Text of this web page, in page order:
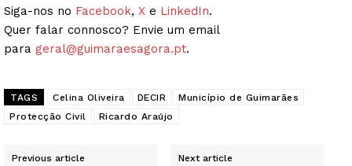
Artigos
Edição Digital
Siga-nos no Facebook, X e LinkedIn.
Quer falar connosco? Envie um email
para geral@guimaraesagora.pt.
TAGS Celina Oliveira DECIR
Município de Guimarães
Protecção Civil
Ricardo Araújo
Previous article Next article